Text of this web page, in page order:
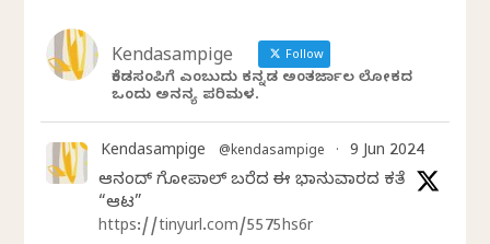
Kendasampige Follow
ಕೆಂಡಸಂಪಿಗೆ ಎಂಬುದು ಕನ್ನಡ ಅಂತರ್ಜಾಲ ಲೋಕದ
ಒಂದು ಅನನ್ಯ ಪರಿಮಳ.
Kendasampige @kendasampige · 9 Jun 2024
ಆನಂದ್‌ ಗೋಪಾಲ್‌ ಬರೆದ ಈ ಭಾನುವಾರದ ಕತೆ
“ಆಟ”
https://tinyurl.com/5575hs6r